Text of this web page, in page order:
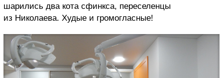
шарились два кота сфинкса, переселенцы
из Николаева. Худые и громогласные!